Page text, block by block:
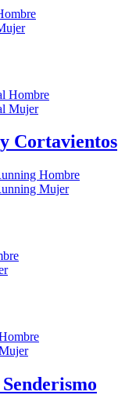
Hombre
Mujer
Cortavientos
Hombre
Mujer